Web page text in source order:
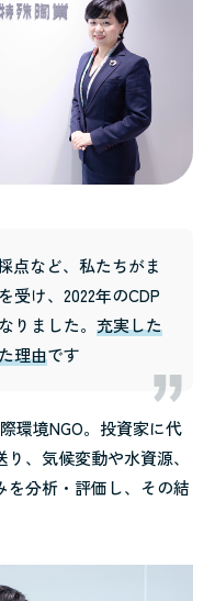
点など、私たちがま
受け、2022年のCDP
りました。 充実した
理由です
環境NGO。投資家に代
、気候変動や水資源、
を分析・評価し、その結